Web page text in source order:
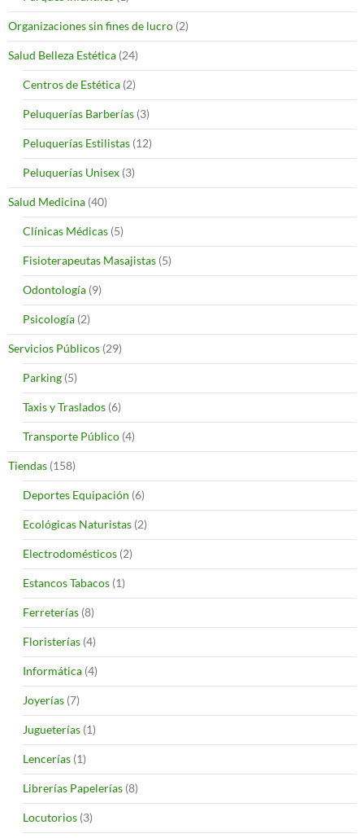
Organizaciones sin fines de lucro (2)
Salud Belleza Estética (24)
Centros de Estética (2)
Peluquerías Barberías (3)
Peluquerías Estilistas (12)
Peluquerías Unisex (3)
Salud Medicina (40)
Clínicas Médicas (5)
Fisioterapeutas Masajistas (5)
Odontología (9)
Psicología (2)
Servicios Públicos (29)
Parking (5)
Taxis y Traslados (6)
Transporte Público (4)
Tiendas (158)
Deportes Equipación (6)
Ecológicas Naturistas (2)
Electrodomésticos (2)
Estancos Tabacos (1)
Ferreterías (8)
Floristerías (4)
Informática (4)
Joyerías (7)
Jugueterías (1)
Lencerías (1)
Librerías Papelerías (8)
Locutorios (3)